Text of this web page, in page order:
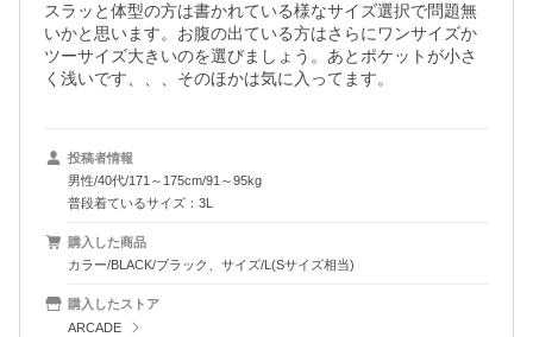
スラッと体型の方は書かれている様なサイズ選択で問題無
いかと思います。お腹の出ている方はさらにワンサイズか
ツーサイズ大きいのを選びましょう。あとポケットが小さ
く浅いです、、、そのほかは気に入ってます。
投稿者情報
男性/40代/171～175cm/91～95kg
普段着ているサイズ：3L
購入した商品
カラー/BLACK/ブラック、サイズ/L(Sサイズ相当)
購入したストア
ARCADE